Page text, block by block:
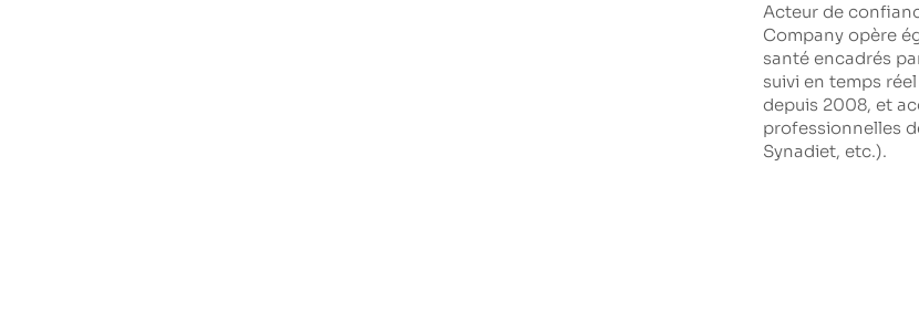
Acteur de
Company opère
santé encadrés
suivi en temps
depuis 2008, et
professionnelles
Synadiet, etc.).